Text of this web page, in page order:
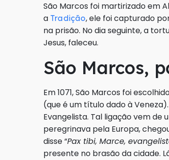
São Marcos foi martirizado em
a Tradição, ele foi capturado
na prisão. No dia seguinte, a
Jesus, faleceu.
São Marcos,
Em 1071, São Marcos foi
(que é um título dado à
Evangelista. Tal ligação vem de
peregrinava pela Europa,
disse “Pax tibi, Marce,
presente no brasão da cidade.